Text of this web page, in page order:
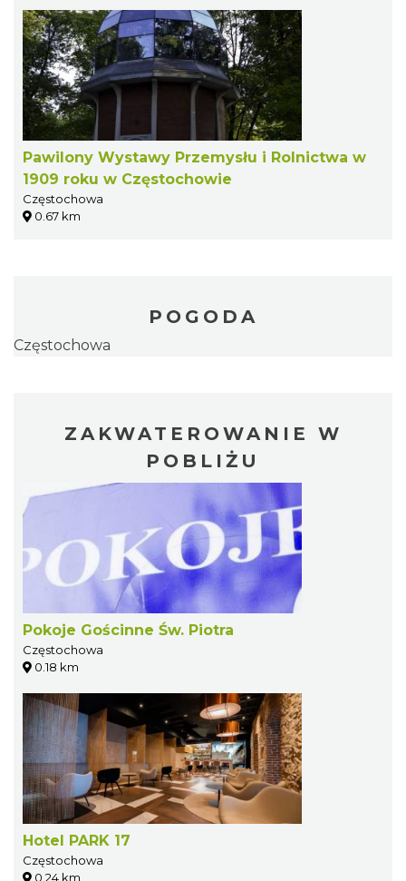
Pawilony Wystawy Przemysłu i Rolnictwa w
1909 roku w Częstochowie
Częstochowa
0.67 km
POGODA
Częstochowa
ZAKWATEROWANIE W
POBLIŻU
Pokoje Gościnne Św. Piotra
Częstochowa
0.18 km
Hotel PARK 17
Częstochowa
0.24 km